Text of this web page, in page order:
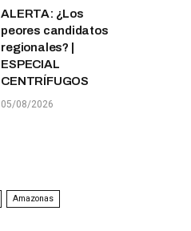
ALERTA: ¿Los
peores candidatos
regionales? |
ESPECIAL
CENTRÍFUGOS
05/08/2026
Amazonas